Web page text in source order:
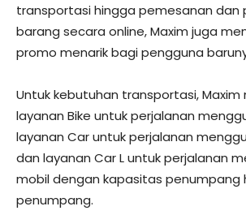
transportasi hingga pemesanan dan
barang secara online, Maxim juga
promo menarik bagi pengguna
Untuk kebutuhan transportasi, Maxim
layanan Bike untuk perjalanan
layanan Car untuk perjalanan
dan layanan Car L untuk perjalanan
mobil dengan kapasitas penumpang
penumpang.